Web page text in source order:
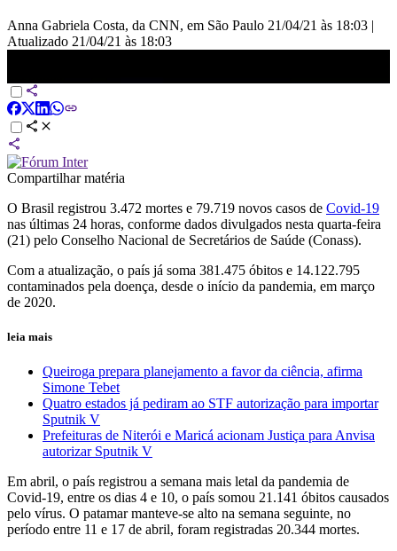
Anna Gabriela Costa, da CNN, em São Paulo 21/04/21 às 18:03 |
Atualizado 21/04/21 às 18:03
Compartilhar matéria
O Brasil registrou 3.472 mortes e 79.719 novos casos de Covid-19
nas últimas 24 horas, conforme dados divulgados nesta quarta-feira
(21) pelo Conselho Nacional de Secretários de Saúde (Conass).
Com a atualização, o país já soma 381.475 óbitos e 14.122.795
contaminados pela doença, desde o início da pandemia, em março
de 2020.
leia mais
Queiroga prepara planejamento a favor da ciência, afirma
Simone Tebet
Quatro estados já pediram ao STF autorização para importar
Sputnik V
Prefeituras de Niterói e Maricá acionam Justiça para Anvisa
autorizar Sputnik V
Em abril, o país registrou a semana mais letal da pandemia de
Covid-19, entre os dias 4 e 10, o país somou 21.141 óbitos causados
pelo vírus. O patamar manteve-se alto na semana seguinte, no
período entre 11 e 17 de abril, foram registradas 20.344 mortes.